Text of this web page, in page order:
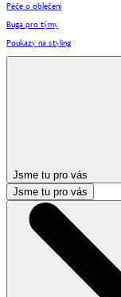
Péče o oblečení
Buga pro týmy
Poukazy na styling
Jsme tu pro vás
Jsme tu pro vás